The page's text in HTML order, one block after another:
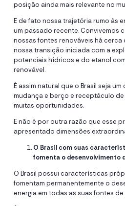
posição ainda mais relevante no
E de fato nossa trajetória rumo às
um passado recente. Convivemos
nossas fontes renováveis há cerca
nossa transição iniciada com a
potenciais hídricos e do etanol
renovável.
É assim natural que o Brasil seja
mudança e berço e receptáculo
muitas oportunidades.
E não é por outra razão que esse
apresentado dimensões
O Brasil com suas
fomenta o desenvolvimento
O Brasil possui características
fomentam permanentemente o
energia em todas as suas fontes